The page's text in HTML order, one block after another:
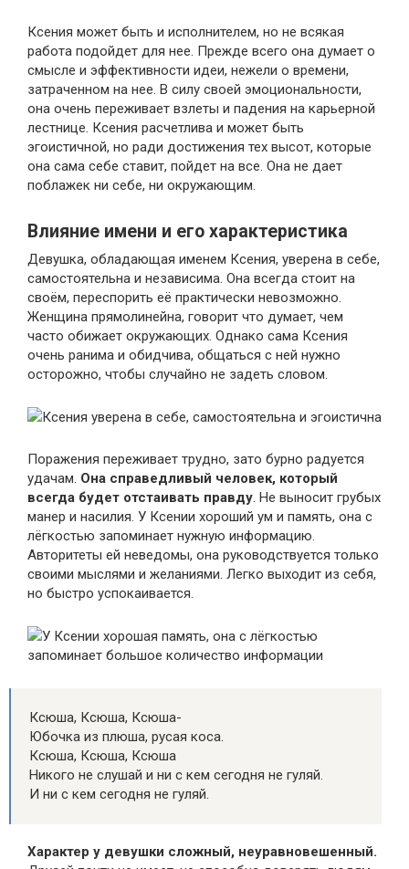
Ксения может быть и исполнителем, но не всякая
работа подойдет для нее. Прежде всего она думает о
смысле и эффективности идеи, нежели о времени,
затраченном на нее. В силу своей эмоциональности,
она очень переживает взлеты и падения на карьерной
лестнице. Ксения расчетлива и может быть
эгоистичной, но ради достижения тех высот, которые
она сама себе ставит, пойдет на все. Она не дает
поблажек ни себе, ни окружающим.
Влияние имени и его характеристика
Девушка, обладающая именем Ксения, уверена в себе,
самостоятельна и независима. Она всегда стоит на
своём, переспорить её практически невозможно.
Женщина прямолинейна, говорит что думает, чем
часто обижает окружающих. Однако сама Ксения
очень ранима и обидчива, общаться с ней нужно
осторожно, чтобы случайно не задеть словом.
Ксения уверена в себе, самостоятельна и эгоистична
Поражения переживает трудно, зато бурно радуется
удачам. Она справедливый человек, который
всегда будет отстаивать правду. Не выносит грубых
манер и насилия. У Ксении хороший ум и память, она с
лёгкостью запоминает нужную информацию.
Авторитеты ей неведомы, она руководствуется только
своими мыслями и желаниями. Легко выходит из себя,
но быстро успокаивается.
У Ксении хорошая память, она с лёгкостью
запоминает большое количество информации
Ксюша, Ксюша, Ксюша-
Юбочка из плюша, русая коса.
Ксюша, Ксюша, Ксюша
Никого не слушай и ни с кем сегодня не гуляй.
И ни с кем сегодня не гуляй.
Характер у девушки сложный, неуравновешенный.